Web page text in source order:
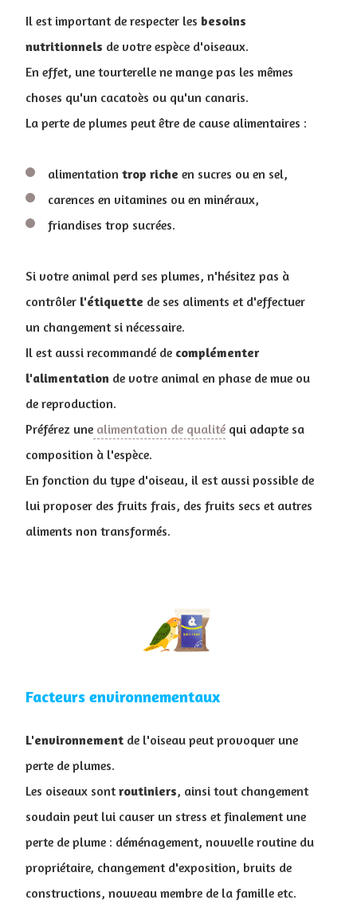
Il est important de respecter les besoins
nutritionnels de votre espèce d'oiseaux.
En effet, une tourterelle ne mange pas les mêmes
choses qu'un cacatoès ou qu'un canaris.
La perte de plumes peut être de cause alimentaires :
alimentation trop riche en sucres ou en sel,
carences en vitamines ou en minéraux,
friandises trop sucrées.
Si votre animal perd ses plumes, n'hésitez pas à
contrôler l'étiquette de ses aliments et d'effectuer
un changement si nécessaire.
Il est aussi recommandé de complémenter
l'alimentation de votre animal en phase de mue ou
de reproduction.
Préférez une alimentation de qualité qui adapte sa
composition à l'espèce.
En fonction du type d'oiseau, il est aussi possible de
lui proposer des fruits frais, des fruits secs et autres
aliments non transformés.
Facteurs environnementaux
L'environnement de l'oiseau peut provoquer une
perte de plumes.
Les oiseaux sont routiniers, ainsi tout changement
soudain peut lui causer un stress et finalement une
perte de plume : déménagement, nouvelle routine du
propriétaire, changement d'exposition, bruits de
constructions, nouveau membre de la famille etc.